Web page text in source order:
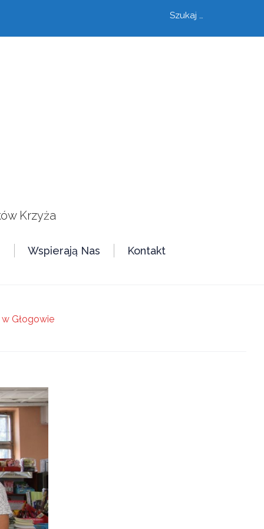
Szukaj
szukaj
Krzyża
Wspierają Nas Kontakt
Głogowie